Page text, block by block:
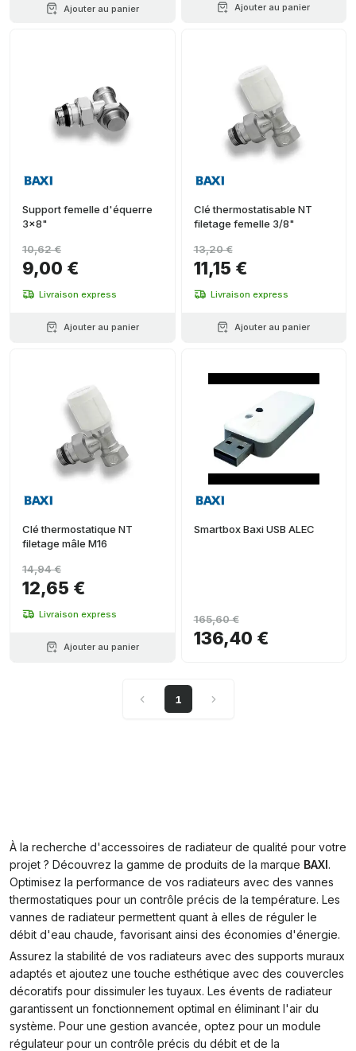
Ajouter au panier Ajouter au panier
Support femelle d'équerre
3x8"
9,00 €
10,62 €
Livraison express
Ajouter au panier
Clé thermostatisable NT
filetage femelle 3/8"
11,15 €
13,20 €
Livraison express
Ajouter au panier
Clé thermostatique NT
filetage mâle M16
12,65 €
14,94 €
Livraison express
Ajouter au panier
Smartbox Baxi USB ALEC
136,40 €
165,60 €
1
À la recherche d'accessoires de radiateur de qualité pour votre
projet ? Découvrez la gamme de produits de la marque BAXI.
Optimisez la performance de vos radiateurs avec des vannes
thermostatiques pour un contrôle précis de la température. Les
vannes de radiateur permettent quant à elles de réguler le
débit d'eau chaude, favorisant ainsi des économies d'énergie.
Assurez la stabilité de vos radiateurs avec des supports muraux
adaptés et ajoutez une touche esthétique avec des couvercles
décoratifs pour dissimuler les tuyaux. Les évents de radiateur
garantissent un fonctionnement optimal en éliminant l'air du
système. Pour une gestion avancée, optez pour un module
régulateur pour un contrôle précis du débit et de la